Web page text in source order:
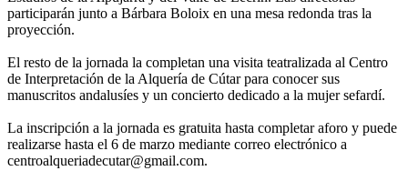
participarán junto a Bárbara Boloix en una mesa redonda tras la
proyección.
El resto de la jornada la completan una visita teatralizada al Centro
de Interpretación de la Alquería de Cútar para conocer sus
manuscritos andalusíes y un concierto dedicado a la mujer sefardí.
La inscripción a la jornada es gratuita hasta completar aforo y puede
realizarse hasta el 6 de marzo mediante correo electrónico a
centroalqueriadecutar@gmail.com.